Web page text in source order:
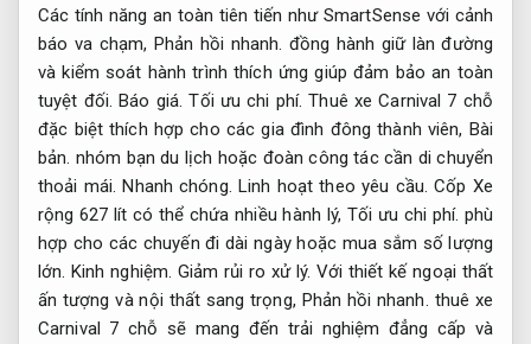
Các tính năng an toàn tiên tiến như SmartSense với cảnh
báo va chạm, Phản hồi nhanh. đồng hành giữ làn đường
và kiểm soát hành trình thích ứng giúp đảm bảo an toàn
tuyệt đối.Báo giá. Tối ưu chi phí. Thuê xe Carnival 7 chỗ
đặc biệt thích hợp cho các gia đình đông thành viên, Bài
bản. nhóm bạn du lịch hoặc đoàn công tác cần di chuyển
thoải mái.Nhanh chóng. Linh hoạt theo yêu cầu. Cốp Xe
rộng 627 lít có thể chứa nhiều hành lý, Tối ưu chi phí. phù
hợp cho các chuyến đi dài ngày hoặc mua sắm số lượng
lớn.Kinh nghiệm. Giảm rủi ro xử lý. Với thiết kế ngoại thất
ấn tượng và nội thất sang trọng, Phản hồi nhanh. thuê xe
Carnival 7 chỗ sẽ mang đến trải nghiệm đẳng cấp và